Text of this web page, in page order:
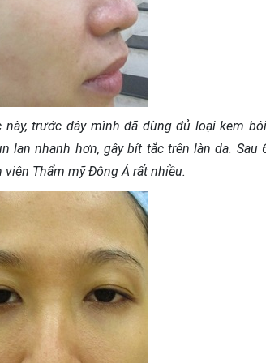
trước đây mình đã dùng đủ loại kem
lan nhanh hơn, gây bít tắc trên làn da. Sau
Thẩm mỹ Đông Á rất nhiều.